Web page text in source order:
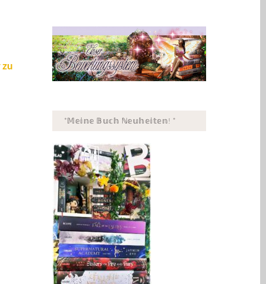
*𝕄𝕖𝕚𝕟𝕖 𝔹𝕦𝕔𝕙 ℕ𝕖𝕦𝕙𝕖𝕚𝕥𝕖𝕟! *